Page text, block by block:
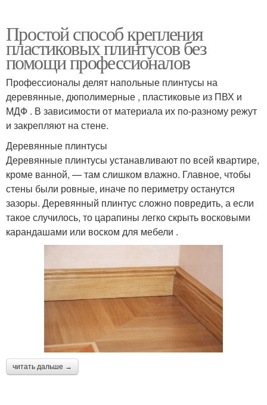
Плинтус на кривые Плинтус из полиуретана
Пенопластовые
плинтусы
Плинтус на обои
Простой способ крепления
пластиковых плинтусов без
помощи профессионалов
Профессионалы делят напольные плинтусы на
деревянные, дюполимерные , пластиковые из ПВХ и
МДФ . В зависимости от материала их по-разному режут
и закрепляют на стене.
Деревянные плинтусы
Деревянные плинтусы устанавливают по всей квартире,
кроме ванной, — там слишком влажно. Главное, чтобы
стены были ровные, иначе по периметру останутся
зазоры. Деревянный плинтус сложно повредить, а если
такое случилось, то царапины легко скрыть восковыми
карандашами или воском для мебели .
читать дальше →